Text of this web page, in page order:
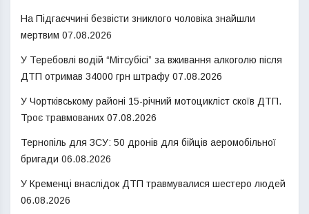
На Підгаєччині безвісти зниклого чоловіка знайшли
мертвим 07.08.2026
У Теребовлі водій “Мітсубісі” за вживання алкоголю після
ДТП отримав 34000 грн штрафу 07.08.2026
У Чортківському районі 15-річний мотоцикліст скоїв ДТП.
Троє травмованих 07.08.2026
Тернопіль для ЗСУ: 50 дронів для бійців аеромобільної
бригади 06.08.2026
У Кременці внаслідок ДТП травмувалися шестеро людей
06.08.2026